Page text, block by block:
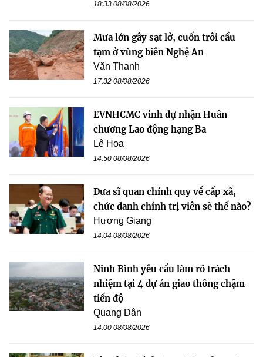
18:33 08/08/2026
Mưa lớn gây sạt lở, cuốn trôi cầu
tạm ở vùng biên Nghệ An
Văn Thanh
17:32 08/08/2026
EVNHCMC vinh dự nhận Huân
chương Lao động hạng Ba
Lê Hoa
14:50 08/08/2026
Đưa sĩ quan chính quy về cấp xã,
chức danh chính trị viên sẽ thế nào?
Hương Giang
14:04 08/08/2026
Ninh Bình yêu cầu làm rõ trách
nhiệm tại 4 dự án giao thông chậm
tiến độ
Quang Dân
14:00 08/08/2026